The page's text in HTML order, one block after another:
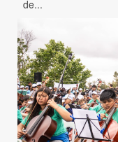
de...